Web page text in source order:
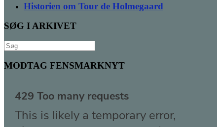
Historien om Tour de Holmegaard
SØG I ARKIVET
Søg
efter:
MODTAG FENSMARKNYT